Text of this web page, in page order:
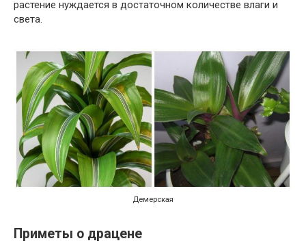
растение нуждается в достаточном количестве влаги и
света.
Демерская
Приметы о драцене